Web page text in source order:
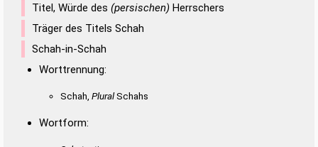
Titel, Würde des (persischen) Herrschers
Träger des Titels Schah
Schah-in-Schah
Worttrennung:
Schah, PluralSchahs
Wortform: